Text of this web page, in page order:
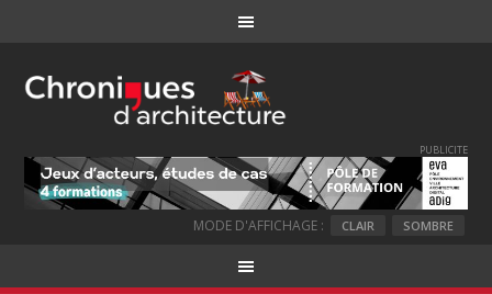
PUBLICITE
MODE D'AFFICHAGE : CLAIR SOMBRE